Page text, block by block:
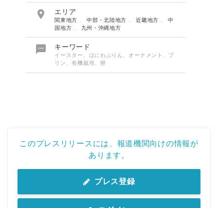
 エリア
関東地方 、中部・北陸地方 、近畿地方 、中
国地方 、 九州・沖縄地方
 キーワード
イースター、はにわぷりん、オーナメント、プ
リン、有機栽培、卵
このプレスリリースには、報道機関向けの情報が
あります。
プレス登録